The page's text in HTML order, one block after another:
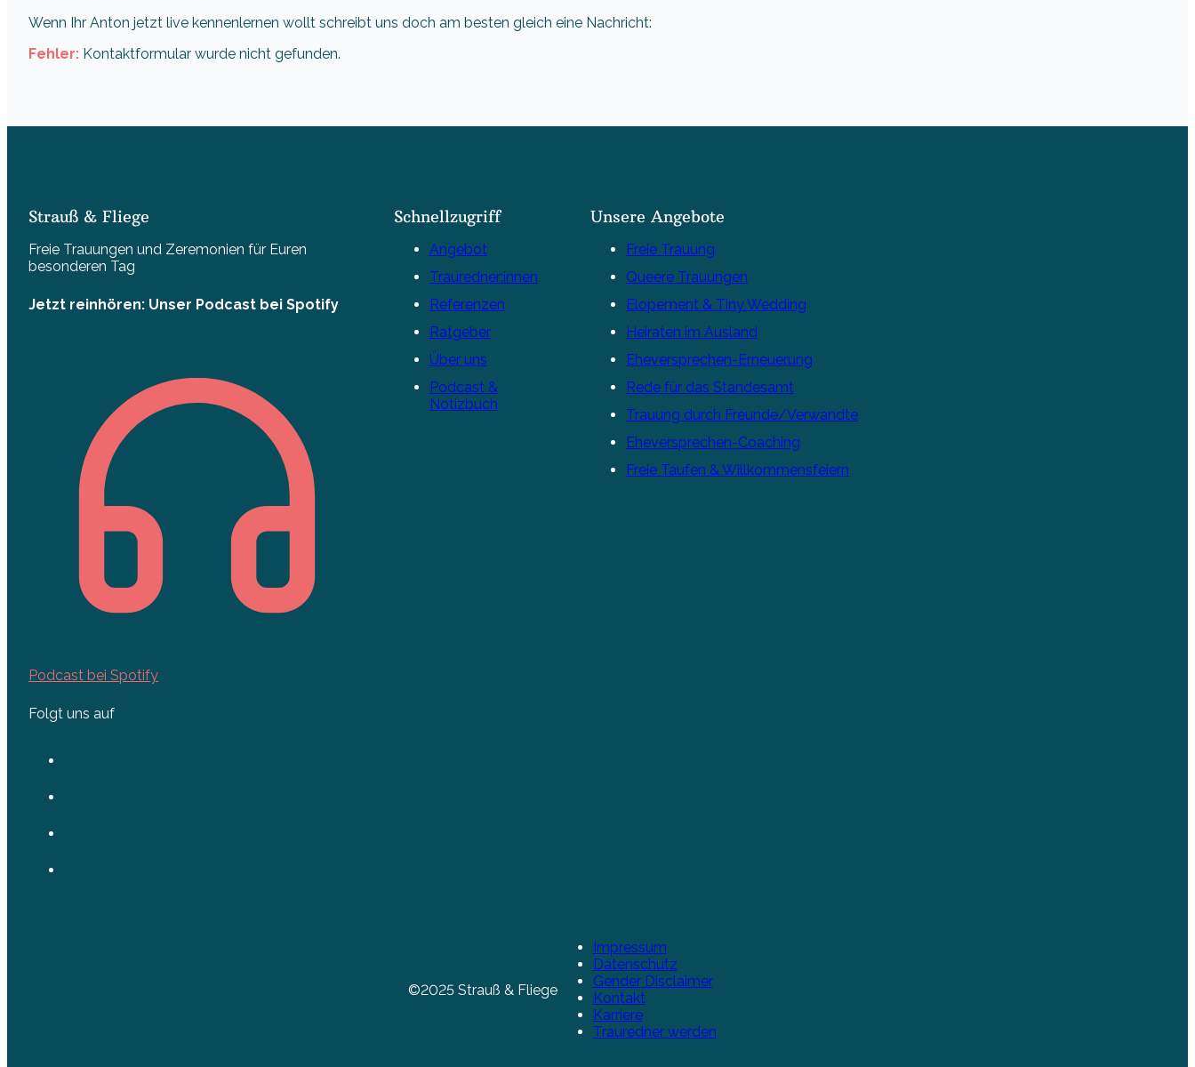
Wenn Ihr Anton jetzt live kennenlernen wollt schreibt uns doch am besten gleich eine Nachricht:
Fehler: Kontaktformular wurde nicht gefunden.
Strauß & Fliege
Freie Trauungen und Zeremonien für Euren
besonderen Tag
Jetzt reinhören: Unser Podcast bei Spotify
Podcast bei Spotify
Folgt uns auf
Schnellzugriff
Angebot
Trauredner:innen
Referenzen
Ratgeber
Über uns
Podcast &
Notizbuch
Unsere Angebote
Freie Trauung
Queere Trauungen
Elopement & Tiny Wedding
Heiraten im Ausland
Eheversprechen-Erneuerung
Rede für das Standesamt
Trauung durch Freunde/Verwandte
Eheversprechen-Coaching
Freie Taufen & Willkommensfeiern
©2025 Strauß & Fliege
Impressum
Datenschutz
Gender Disclaimer
Kontakt
Karriere
Trauredner werden